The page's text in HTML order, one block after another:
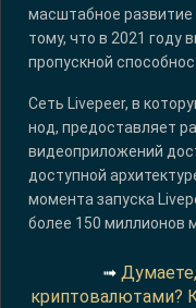
масштабное развитие
тому, что в 2021 году
пропускной
Сеть Livepeer, в
нод, предоставляет
видеоприложений
доступной
момента запуска
более 150 миллионов
➟
криптовалютами?